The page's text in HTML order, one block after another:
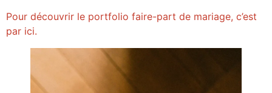
Pour découvrir le portfolio faire-part de mariage, c’est
par ici.